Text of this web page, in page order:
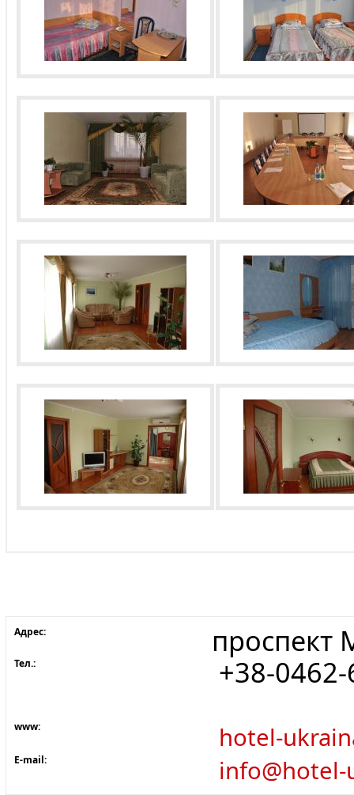
Адрес: проспект
Тел.: +38-
www: hotel-
E-mail: